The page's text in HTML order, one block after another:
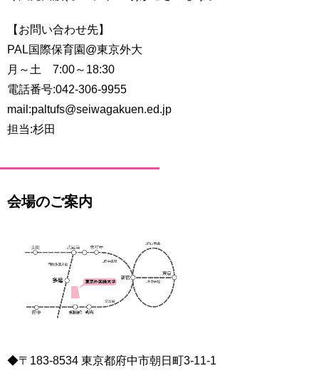
【お問い合わせ先】
PAL国際保育園@東京外大
月～土 7:00～18:30
電話番号:042-306-9955
mail:paltufs@seiwagakuen.ed.jp
担当:杉田
会場のご案内
◆〒183-8534 東京都府中市朝日町3-11-1